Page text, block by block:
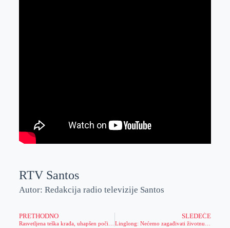
RTV Santos
Autor: Redakcija radio televizije Santos
PRETHODNO SLEDEĆE